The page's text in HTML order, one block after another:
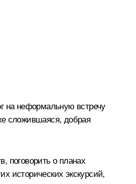
на неформальную встречу
сложившаяся, добрая
поговорить о планах
исторических экскурсий,